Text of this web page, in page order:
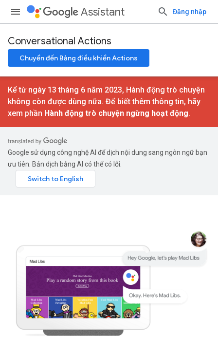
Assistant Đăng nhập
Conversational Actions
Chuyển đến Bảng điều khiển Actions
Kể từ ngày 13 tháng 6 năm 2023, Hành động trò chuyện
không còn được dùng nữa. Để biết thêm thông tin, hãy
xem phần Hành động trò chuyện ngừng hoạt động.
Google sử dụng công nghệ AI để dịch nội dung sang ngôn ngữ bạn
ưu tiên. Bản dịch bằng AI có thể có lỗi.